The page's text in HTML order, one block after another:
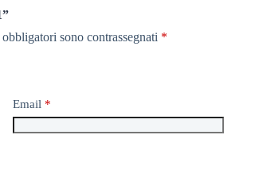
sono contrassegnati *
Email *